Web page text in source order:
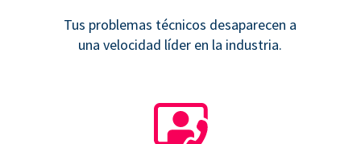
Tus problemas técnicos desaparecen a
una velocidad líder en la industria.